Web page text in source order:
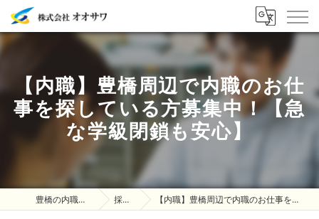
【内職】豊橋周辺で内職のお仕
事を探している方募集中！【急
な学級閉鎖も安心】
豊橋の内職は株式会社オオサワ 採用ブログ 【内職】豊橋周辺で内職のお仕事を探している方募集中！【急な学級閉鎖も安心】